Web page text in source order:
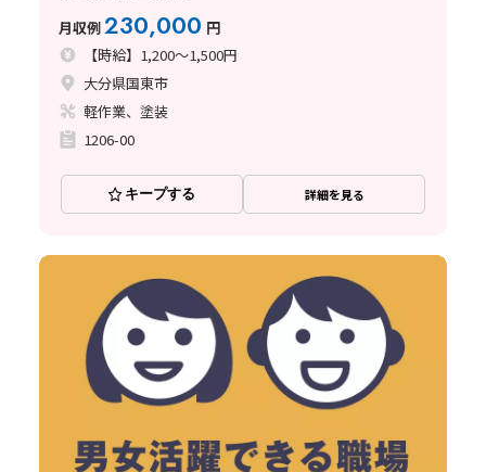
月収例230,000 円
【時給】1,200～1,500円
大分県国東市
軽作業、塗装
1206-00
キープする 詳細を見る